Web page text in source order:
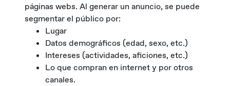
páginas webs. Al generar un anuncio, se puede
segmentar el público por:
Lugar
Datos demográficos (edad, sexo, etc.)
Intereses (actividades, aficiones, etc.)
Lo que compran en internet y por otros
canales.